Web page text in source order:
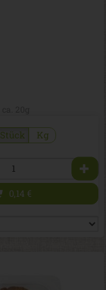
Stück Kg
0,14 €